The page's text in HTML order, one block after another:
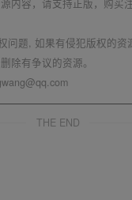
内容，请支持正版，购买
问题, 如果有侵犯版权的资
除有争议的资源。
THE END